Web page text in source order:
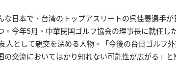
な日本で、台湾のトップアスリートの呉佳晏選手
。今年5月、中華民国ゴルフ協会の理事長に就任し
人として親交を深める人物。「今後の台日ゴルフ
の交流においてはかり知れない可能性が広がる」と